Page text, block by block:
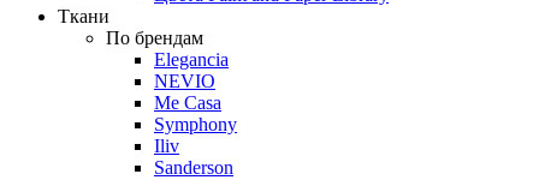
Ткани
По брендам
Elegancia
NEVIO
Me Casa
Symphony
Iliv
Sanderson